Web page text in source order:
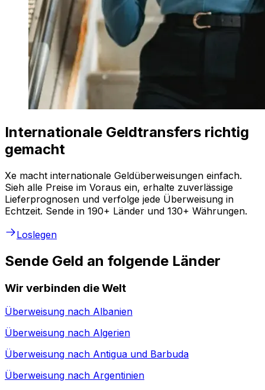
Internationale Geldtransfers richtig
gemacht
Xe macht internationale Geldüberweisungen einfach.
Sieh alle Preise im Voraus ein, erhalte zuverlässige
Lieferprognosen und verfolge jede Überweisung in
Echtzeit. Sende in 190+ Länder und 130+ Währungen.
Loslegen
Sende Geld an folgende Länder
Wir verbinden die Welt
Überweisung nach Albanien
Überweisung nach Algerien
Überweisung nach Antigua und Barbuda
Überweisung nach Argentinien